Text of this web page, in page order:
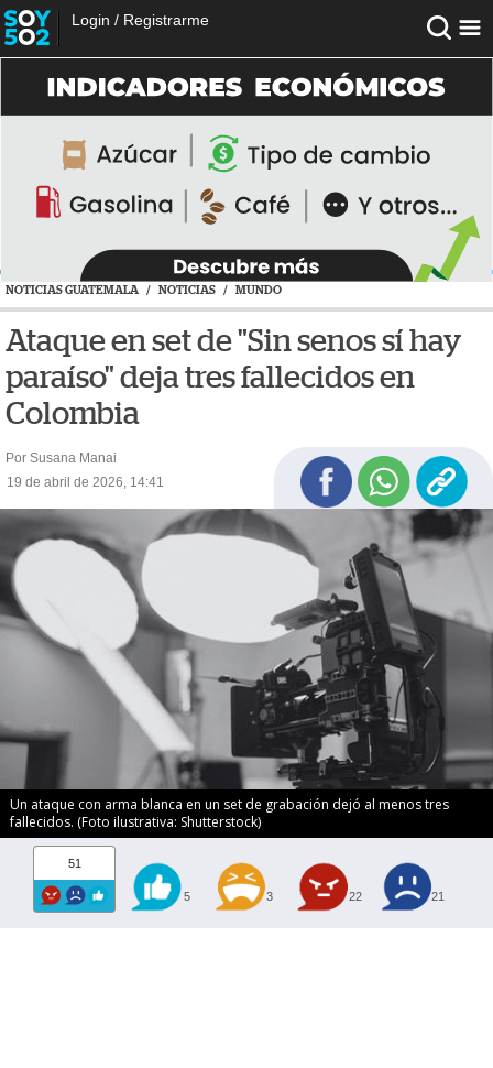
Login / Registrarme
NOTICIAS GUATEMALA / NOTICIAS / MUNDO
Ataque en set de "Sin senos sí hay
paraíso" deja tres fallecidos en
Colombia
Por Susana Manai
19 de abril de 2026, 14:41
Un ataque con arma blanca en un set de grabación dejó al menos tres
fallecidos. (Foto ilustrativa: Shutterstock)
51
5 3 22 21